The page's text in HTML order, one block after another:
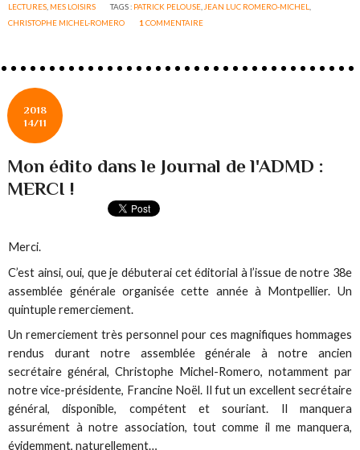
LECTURES MES LOISIRS TAGS : PATRICK PELOUSE JEAN LUC ROMERO-MICHEL
CHRISTOPHE MICHEL-ROMERO
1 COMMENTAIRE
2018
14/11
Mon édito dans le Journal de l'ADMD :
MERCI !
Merci.
C’est ainsi, oui, que je débuterai cet éditorial à l’issue de notre 38e
assemblée générale organisée cette année à Montpellier. Un
quintuple remerciement.
Un remerciement très personnel pour ces magnifiques hommages
rendus durant notre assemblée générale à notre ancien
secrétaire général, Christophe Michel-Romero, notamment par
notre vice-présidente, Francine Noël. Il fut un excellent secrétaire
général, disponible, compétent et souriant. Il manquera
assurément à notre association, tout comme il me manquera,
évidemment, naturellement…